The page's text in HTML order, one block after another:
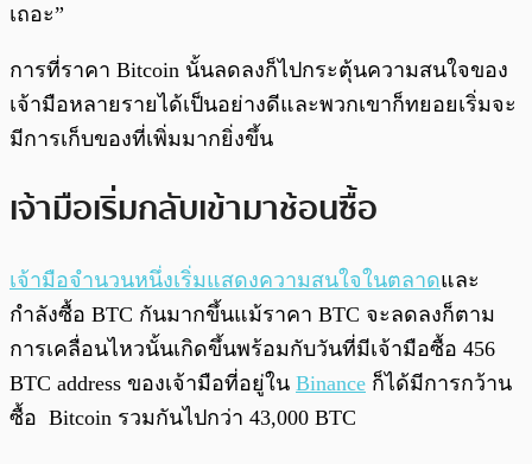
เถอะ”
การที่ราคา Bitcoin นั้นลดลงก็ไปกระตุ้นความสนใจของ
เจ้ามือหลายรายได้เป็นอย่างดีและพวกเขาก็ทยอยเริ่มจะ
มีการเก็บของที่เพิ่มมากยิ่งขึ้น
เจ้ามือเริ่มกลับเข้ามาช้อนซื้อ
เจ้ามือจำนวนหนึ่งเริ่มแสดงความสนใจในตลาดและ
กำลังซื้อ BTC กันมากขึ้นแม้ราคา BTC จะลดลงก็ตาม
การเคลื่อนไหวนั้นเกิดขึ้นพร้อมกับวันที่มีเจ้ามือซื้อ 456
BTC address ของเจ้ามือที่อยู่ใน Binance ก็ได้มีการกว้าน
ซื้อ Bitcoin รวมกันไปกว่า 43,000 BTC